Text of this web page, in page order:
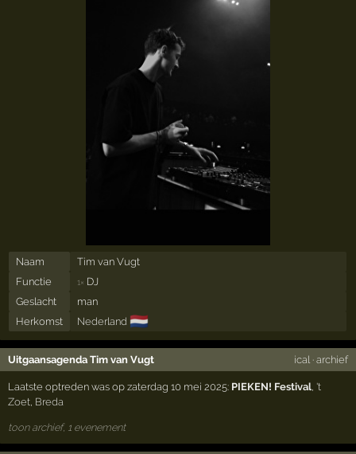
Naam
Tim van Vugt
Functie
1× DJ
Geslacht
man
Herkomst
Nederland 🇳🇱
Uitgaansagenda Tim van Vugt ical· archief
Laatste optreden was op zaterdag 10 mei 2025: PIEKEN! Festival, 't
Zoet, Breda
toon archief, 1 evenement